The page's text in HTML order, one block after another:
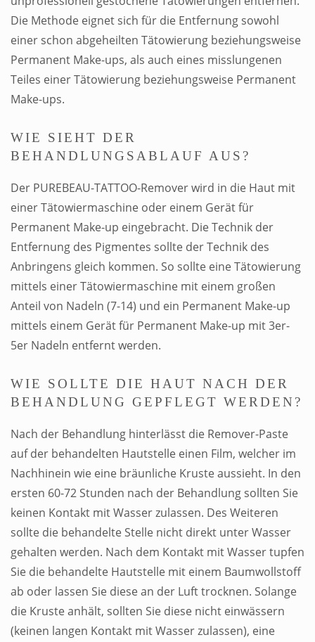
Die Methode eignet sich für die Entfernung sowohl
einer schon abgeheilten Tätowierung beziehungsweise
Permanent Make-ups, als auch eines misslungenen
Teiles einer Tätowierung beziehungsweise Permanent
Make-ups.
WIE SIEHT DER
BEHANDLUNGSABLAUF AUS?
Der PUREBEAU-TATTOO-Remover wird in die Haut mit
einer Tätowiermaschine oder einem Gerät für
Permanent Make-up eingebracht. Die Technik der
Entfernung des Pigmentes sollte der Technik des
Anbringens gleich kommen. So sollte eine Tätowierung
mittels einer Tätowiermaschine mit einem großen
Anteil von Nadeln (7-14) und ein Permanent Make-up
mittels einem Gerät für Permanent Make-up mit 3er-
5er Nadeln entfernt werden.
WIE SOLLTE DIE HAUT NACH DER
BEHANDLUNG GEPFLEGT WERDEN?
Nach der Behandlung hinterlässt die Remover-Paste
auf der behandelten Hautstelle einen Film, welcher im
Nachhinein wie eine bräunliche Kruste aussieht. In den
ersten 60-72 Stunden nach der Behandlung sollten Sie
keinen Kontakt mit Wasser zulassen. Des Weiteren
sollte die behandelte Stelle nicht direkt unter Wasser
gehalten werden. Nach dem Kontakt mit Wasser tupfen
Sie die behandelte Hautstelle mit einem Baumwollstoff
ab oder lassen Sie diese an der Luft trocknen. Solange
die Kruste anhält, sollten Sie diese nicht einwässern
(keinen langen Kontakt mit Wasser zulassen), eine